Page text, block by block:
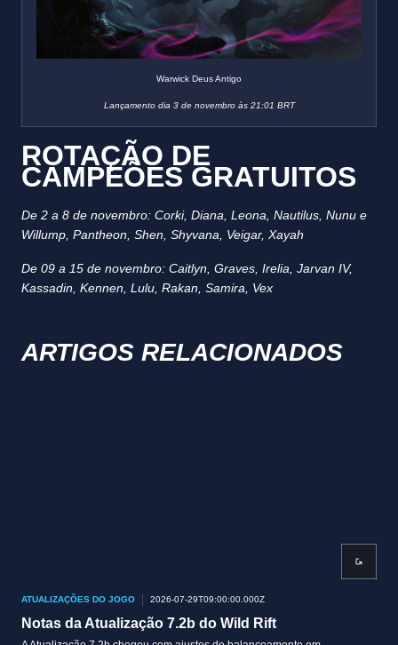
Warwick Deus Antigo
Lançamento dia 3 de novembro às 21:01 BRT
ROTAÇÃO DE
CAMPEÕES GRATUITOS
De 2 a 8 de novembro: Corki, Diana, Leona, Nautilus, Nunu e
Willump, Pantheon, Shen, Shyvana, Veigar, Xayah
De 09 a 15 de novembro: Caitlyn, Graves, Irelia, Jarvan IV,
Kassadin, Kennen, Lulu, Rakan, Samira, Vex
ARTIGOS RELACIONADOS
ATUALIZAÇÕES DO JOGO 2026-07-29T09:00:00.000Z
Notas da Atualização 7.2b do Wild Rift